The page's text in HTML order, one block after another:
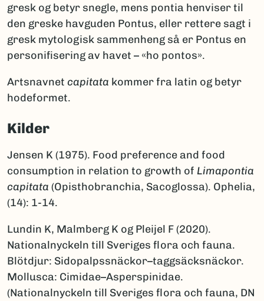
gresk og betyr snegle, mens pontia henviser til
den greske havguden Pontus, eller rettere sagt i
gresk mytologisk sammenheng så er Pontus en
personifisering av havet – «ho pontos».
Artsnavnet capitata kommer fra latin og betyr
hodeformet.
Kilder
Jensen K (1975). Food preference and food
consumption in relation to growth of Limapontia
capitata (Opisthobranchia, Sacoglossa). Ophelia,
(14): 1-14.
Lundin K, Malmberg K og Pleijel F (2020).
Nationalnyckeln till Sveriges flora och fauna.
Blötdjur: Sidopalpssnäckor–taggsäcksnäckor.
Mollusca: Cimidae–Asperspinidae.
(Nationalnyckeln till Sveriges flora och fauna, DN